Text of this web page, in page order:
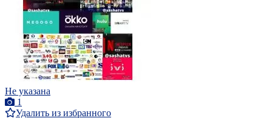
Не указана
1
Удалить из избранного